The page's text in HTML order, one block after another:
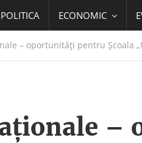
POLITICA ECONOMIC
– oportunități pentru Școala
–